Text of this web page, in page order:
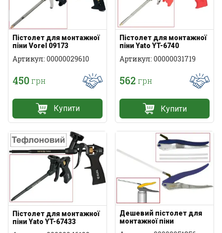
Пістолет для монтажної
піни Vorel 09173
Артикул: 00000029610
450грн
Купити
Пістолет для монтажної
піни Yato YT-6740
Артикул: 00000031719
562 грн
Купити
Пістолет для монтажної
піни Yato YT-67433
Дешевий пістолет для
монтажної піни